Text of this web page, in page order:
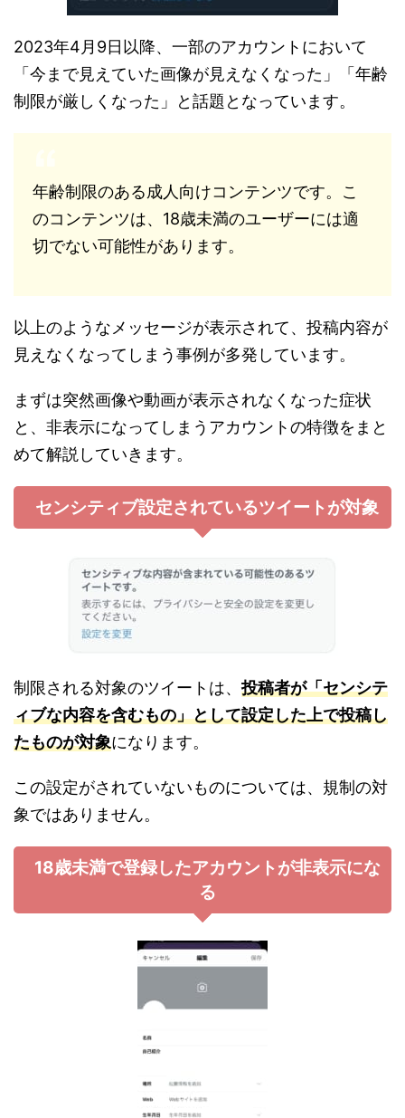
2023年4月9日以降、一部のアカウントにおいて
「今まで見えていた画像が見えなくなった」「年齢
制限が厳しくなった」と話題となっています。
年齢制限のある成人向けコンテンツです。こ
のコンテンツは、18歳未満のユーザーには適
切でない可能性があります。
以上のようなメッセージが表示されて、投稿内容が
見えなくなってしまう事例が多発しています。
まずは突然画像や動画が表示されなくなった症状
と、非表示になってしまうアカウントの特徴をまと
めて解説していきます。
センシティブ設定されているツイートが対象
制限される対象のツイートは、投稿者が「センシテ
ィブな内容を含むもの」として設定した上で投稿し
たものが対象になります。
この設定がされていないものについては、規制の対
象ではありません。
18歳未満で登録したアカウントが非表示にな
る